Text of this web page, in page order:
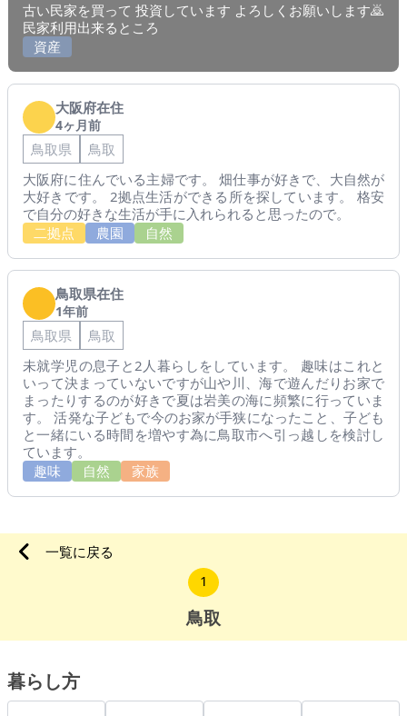
古い民家を買って 投資しています よろしくお願いします🙇
民家利用出来るところ
資産
大阪府在住
4ヶ月前
鳥取県
鳥取
大阪府に住んでいる主婦です。 畑仕事が好きで、大自然が
大好きです。 2拠点生活ができる所を探しています。 格安
で自分の好きな生活が手に入れられると思ったので。
二拠点
農園 自然
鳥取県在住
1年前
鳥取県
鳥取
未就学児の息子と2人暮らしをしています。 趣味はこれと
いって決まっていないですが山や川、海で遊んだりお家で
まったりするのが好きで夏は岩美の海に頻繁に行っていま
す。 活発な子どもで今のお家が手狭になったこと、子ども
と一緒にいる時間を増やす為に鳥取市へ引っ越しを検討し
ています。
趣味
自然 家族
一覧に戻る
1
鳥取
暮らし方